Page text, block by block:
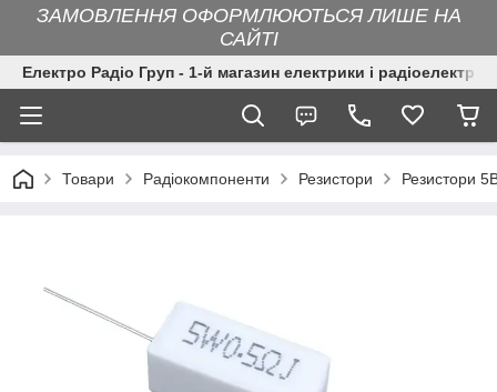
ЗАМОВЛЕННЯ ОФОРМЛЮЮТЬСЯ ЛИШЕ НА
САЙТІ
Електро Радіо Груп - 1-й магазин електрики і
Товари Радіокомпоненти Резистори Резистори